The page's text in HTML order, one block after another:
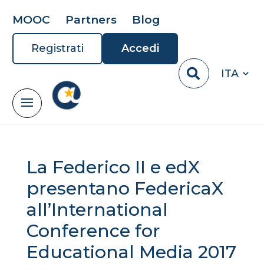
MOOC Partners Blog
Registrati
Accedi
ITA
La Federico II e edX
presentano FedericaX
all’International
Conference for
Educational Media 2017